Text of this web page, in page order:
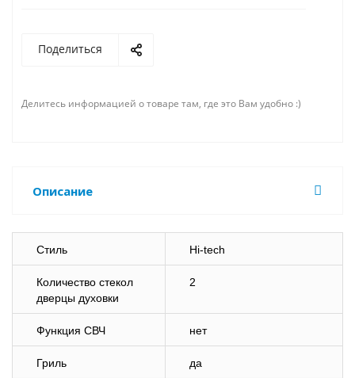
Поделиться
Делитесь информацией о товаре там, где это Вам удобно :)
Описание
Стиль Hi-tech
Количество стекол
дверцы духовки
2
Функция СВЧ нет
Гриль да